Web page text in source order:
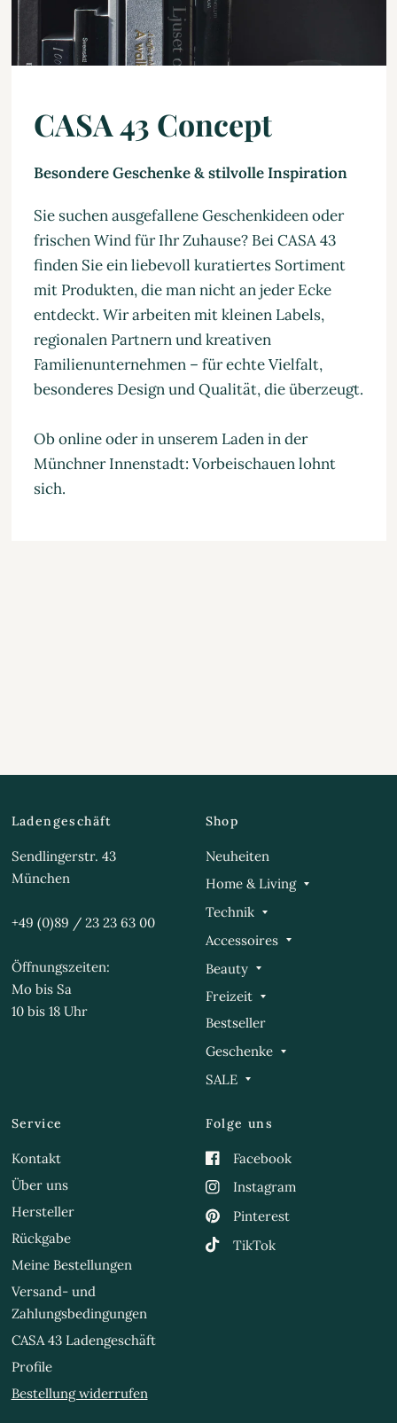
CASA 43 Concept
Besondere Geschenke & stilvolle Inspiration
Sie suchen ausgefallene Geschenkideen oder
frischen Wind für Ihr Zuhause? Bei CASA 43
finden Sie ein liebevoll kuratiertes Sortiment
mit Produkten, die man nicht an jeder Ecke
entdeckt. Wir arbeiten mit kleinen Labels,
regionalen Partnern und kreativen
Familienunternehmen – für echte Vielfalt,
besonderes Design und Qualität, die überzeugt.
Ob online oder in unserem Laden in der
Münchner Innenstadt: Vorbeischauen lohnt
sich.
Ladengeschäft
Sendlingerstr. 43
München
+49 (0)89 / 23 23 63 00
Öffnungszeiten:
Mo bis Sa
10 bis 18 Uhr
Shop
Neuheiten
Home & Living
Technik
Accessoires
Beauty
Freizeit
Bestseller
Geschenke
SALE
Service
Kontakt
Über uns
Hersteller
Rückgabe
Meine Bestellungen
Versand- und
Zahlungsbedingungen
CASA 43 Ladengeschäft
Profile
Bestellung widerrufen
Folge uns
Facebook
Instagram
Pinterest
TikTok